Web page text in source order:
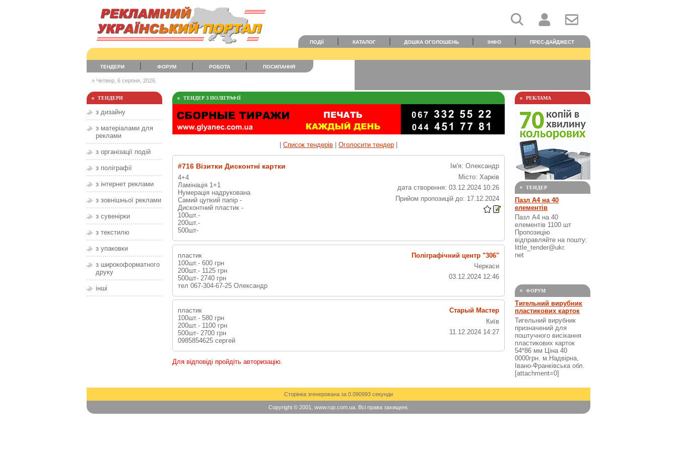
ПОДІЇ КАТАЛОГ ДОШКА ОГОЛОШЕНЬ ІНФО ПРЕС-ДАЙДЖЕСТ
ТЕНДЕРИ ФОРУМ РОБОТА ПОСИЛАННЯ
» Четвер, 6 серпня, 2026.
ТЕНДЕРИ
з дизайну
з матеріалами для
реклами
з організації подій
з поліграфії
з інтернет реклами
з зовнішньої реклами
з сувенірки
з текстилю
з упаковки
з широкоформатного
друку
інші
ТЕНДЕР З ПОЛІГРАФІЇ
Список тендерів Оголосити тендер
#716 Візитки Дисконтні картки
4+4
Ламінація 1+1
Нумерація надрукована
Самий цупкий папір -
Дисконтний пластик -
100шт.-
200шт.-
500шт-
Ім'я: Олександр
Місто: Харків
дата створення: 03.12.2024 10:26
Прийом пропозицій до: 17.12.2024
пластик
100шт.- 600 грн
200шт.- 1125 грн
500шт- 2740 грн
тел 067-304-67-25 Олександр
Поліграфічний центр "306"
Черкаси
03.12.2024 12:46
пластик
100шт.- 580 грн
200шт.- 1100 грн
500шт- 2700 грн
0985854625 сергей
Старый Мастер
Київ
11.12.2024 14:27
Для відповіді пройдіть авторизацію.
РЕКЛАМА
ТЕНДЕР
Пазл А4 на 40
елементів
Пазл А4 на 40
елементів 1100 шт
Пропозицію
відправляйте на пошту:
little_tender@ukr.
net
ФОРУМ
Тигельний вирубник
пластикових карток
Тигельний вирубник
призначений для
поштучного висікання
пластикових карток
54*86 мм Ціна 40
0000грн. м.Надвірна,
Івано-Франківська обл.
[attachment=0]
Сторінка згенерована за 0.090993 секунди
Copyright © 2001, www.rup.com.ua. Всі права захищені.